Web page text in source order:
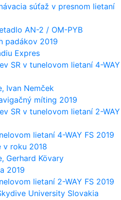
súťaž v presnom lietaní
AN-2 / OM-PYB
padákov 2019
Expres
SR v tunelovom lietaní 4-WAY
Ivan Nemček
míting 2019
SR v tunelovom lietaní 2-WAY
lietaní 4-WAY FS 2019
v roku 2018
Gerhard Kövary
2019
lietaní 2-WAY FS 2019
University Slovakia